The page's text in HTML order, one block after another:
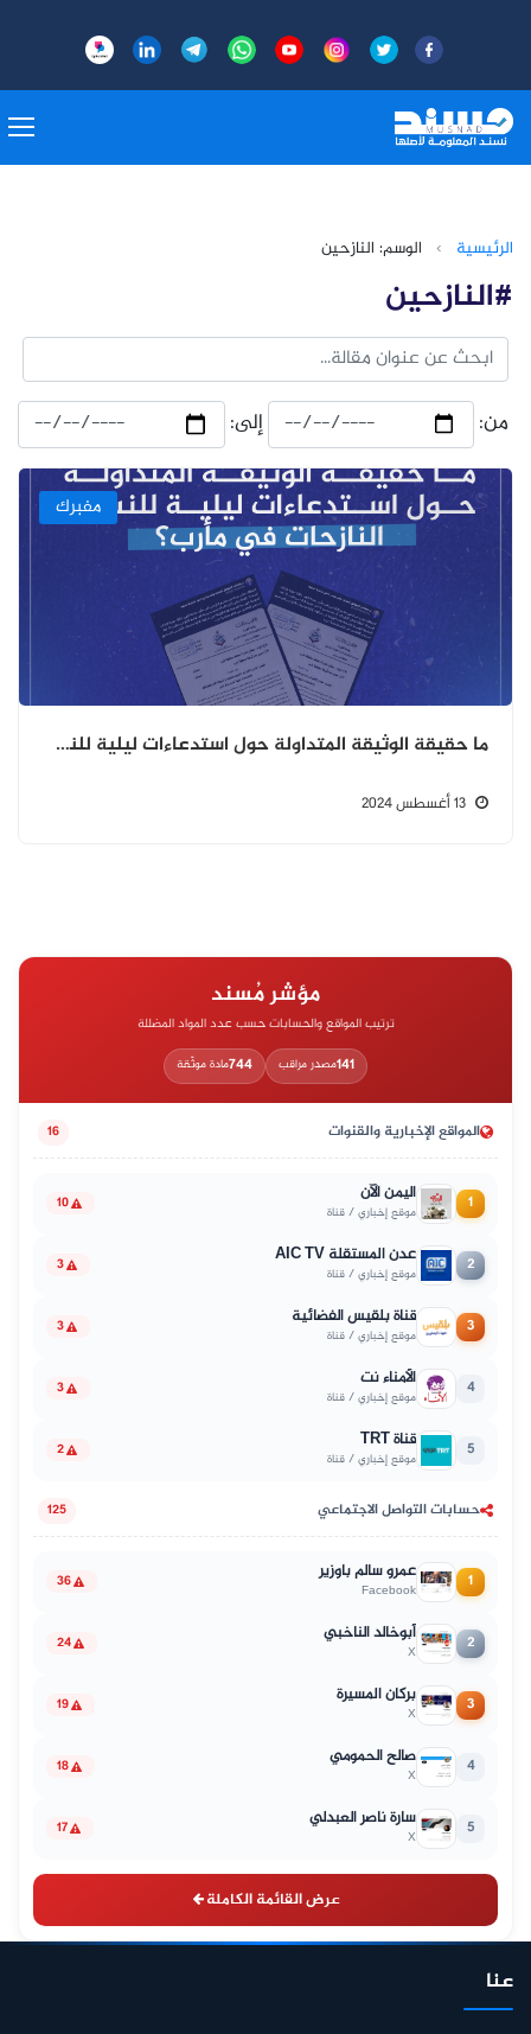
الرئيسية › الوسم: النازحين
#النازحين
من: إلى:
مفبرك
ما حقيقة الوثيقة المتداولة حول استدعاءات ليلية للنساء النازحات في مأرب؟
مؤشر مُسند
ترتيب المواقع والحسابات حسب عدد المواد المضللة
141مصدر مراقب 744مادة موثّقة
المواقع الإخبارية والقنوات 16
1 اليمن الآن
موقع إخباري / قناة 10
2 عدن المستقلة AIC TV
موقع إخباري / قناة 3
3 قناة بلقيس الفضائية
موقع إخباري / قناة 3
4 الأمناء نت
موقع إخباري / قناة 3
5 قناة TRT
موقع إخباري / قناة 2
حسابات التواصل الاجتماعي 125
1 عمرو سالم باوزير
Facebook
36
2 أبوخالد الناخبي
X
24
3 بركان المسيرة
X
19
4 صالح الحمومي
X
18
5 سارة ناصر العبدلي
X
17
عرض القائمة الكاملة
عنا